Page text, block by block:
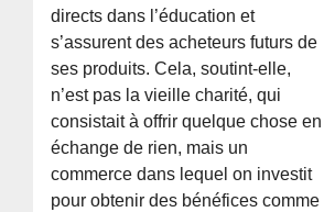
directs dans l’éducation et
s’assurent des acheteurs futurs de
ses produits. Cela, soutint-elle,
n’est pas la vieille charité, qui
consistait à offrir quelque chose en
échange de rien, mais un
commerce dans lequel on investit
pour obtenir des bénéfices comme